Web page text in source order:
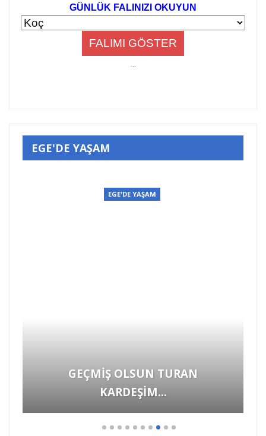
GÜNLÜK FALINIZI OKUYUN
EGE'DE YAŞAM
EGE'DE YAŞAM
çekemeyen atı sokak ortasında
böyle…